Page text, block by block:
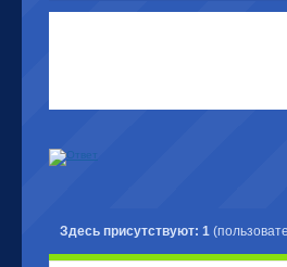
Здесь присутствуют: 1